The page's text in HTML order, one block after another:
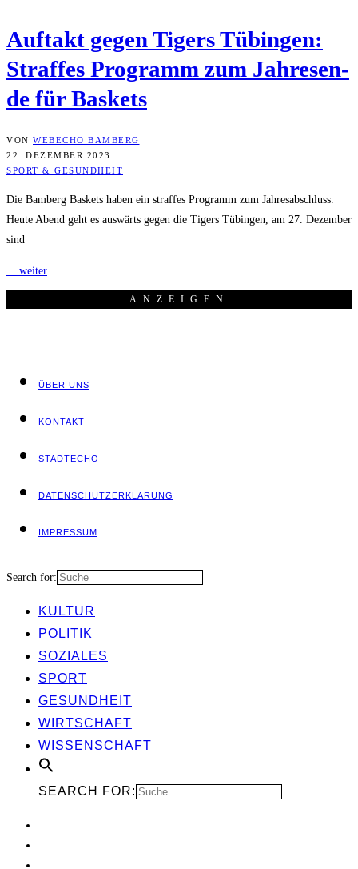
Auf­takt gegen Tigers Tübin­gen:
Straf­fes Pro­gramm zum Jah­res­en­
de für Baskets
VON WEBECHO BAMBERG
22. DEZEMBER 2023
SPORT & GESUNDHEIT
Die Bamberg Baskets haben ein straffes Programm zum Jahresabschluss.
Heute Abend geht es auswärts gegen die Tigers Tübingen, am 27. Dezember
sind
... weiter
ANZEI­GEN
ÜBER UNS
KON­TAKT
STADT­ECHO
DATEN­SCHUTZ­ER­KLÄ­RUNG
IMPRES­SUM
Search for:
KUL­TUR
POLI­TIK
SOZIA­LES
SPORT
GESUND­HEIT
WIRT­SCHAFT
WIS­SEN­SCHAFT
SEARCH FOR: